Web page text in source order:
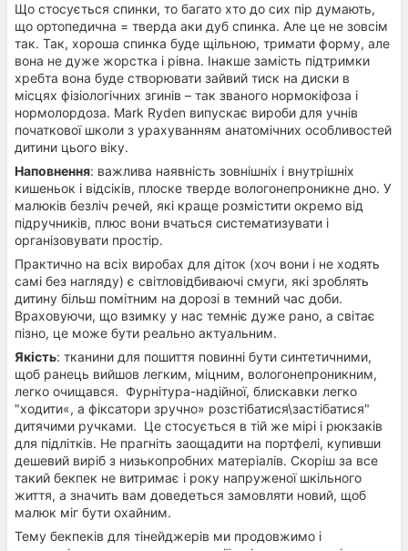
Що стосується спинки, то багато хто до сих пір думають,
що ортопедична = тверда аки дуб спинка. Але це не зовсім
так. Так, хороша спинка буде щільною, тримати форму, але
вона не дуже жорстка і рівна. Інакше замість підтримки
хребта вона буде створювати зайвий тиск на диски в
місцях фізіологічних згинів – так званого нормокіфоза і
нормолордоза. Mark Ryden випускає вироби для учнів
початкової школи з урахуванням анатомічних особливостей
дитини цього віку.
Наповнення: важлива наявність зовнішніх і внутрішніх
кишеньок і відсіків, плоске тверде вологонепроникне дно. У
малюків безліч речей, які краще розмістити окремо від
підручників, плюс вони вчаться систематизувати і
організовувати простір.
Практично на всіх виробах для діток (хоч вони і не ходять
самі без нагляду) є світловідбиваючі смуги, які зроблять
дитину більш помітним на дорозі в темний час доби.
Враховуючи, що взимку у нас темніє дуже рано, а світає
пізно, це може бути реально актуальним.
Якість: тканини для пошиття повинні бути синтетичними,
щоб ранець вийшов легким, міцним, вологонепроникним,
легко очищався. Фурнітура-надійної, блискавки легко
"ходити«, а фіксатори зручно» розстібатися\застібатися"
дитячими ручками. Це стосується в тій же мірі і рюкзаків
для підлітків. Не прагніть заощадити на портфелі, купивши
дешевий виріб з низькопробних матеріалів. Скоріш за все
такий бекпек не витримає і року напруженої шкільного
життя, а значить вам доведеться замовляти новий, щоб
малюк міг бути охайним.
Тему бекпеків для тінейджерів ми продовжимо і